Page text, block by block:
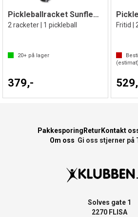
Pickleballracket Sunflex for barn
2 racketer | 1 pickleball
20+ på lager
379,-
Fritid |
(estimat)
Pakkesporing Retur Kontakt
Om oss Gi oss stjerner
Solves gate 1
2270 FLISA